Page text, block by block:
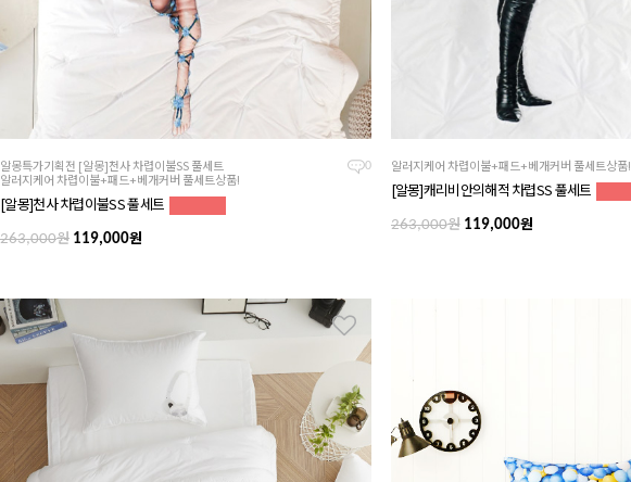
0
알몽특가기획전 [알몽]천사 차렵이불SS 풀세트
알러지케어 차렵이불+패드+베개커버 풀세트상품!
[알몽]천사 차렵이불SS 풀세트
263,000원 119,000원
알러지케어 차렵이불+패드+베개커버 풀세트상품!
[알몽]캐리비안의해적 차렵SS 풀세트
263,000원119,000원